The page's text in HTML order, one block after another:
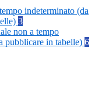
indeterminato (da
3
non a tempo
pubblicare in tabelle) 6